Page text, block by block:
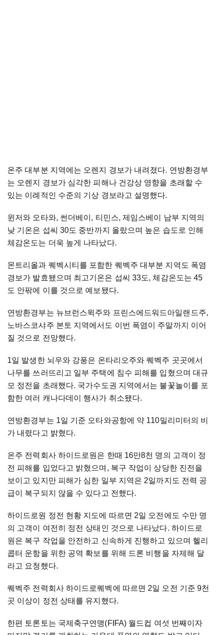
온주 대부분 지역에는 오렌지 경보가 내려졌다. 연방환경부
는 오렌지 경보가 심각한 피해나 건강상 영향을 초래할 수
있는 이례적인 수준의 기상 경보라고 설명했다.
윈저와 오타와, 썬더베이, 티민스, 제임스베이 남부 지역의
낮 기온은 섭씨 30도 중반까지 올랐으며 높은 습도로 인해
체감온도는 더욱 높게 나타났다.
몬트리올과 퀘벡시티를 포함한 퀘벡주 대부분 지역도 폭염
경보가 발효됐으며 최고기온은 섭씨 33도, 체감온도는 45
도 안팎에 이를 것으로 예보됐다.
연방환경부는 뉴브런스윅주와 프린스에드워드아일랜드주,
노바스코샤주 본토 지역에서도 이번 폭염이 주말까지 이어
질 것으로 전망했다.
1일 발생한 뇌우와 강풍은 온타리오주와 퀘벡주 곳곳에서
나무를 쓰러뜨리고 일부 주택에 침수 피해를 입혔으며 대규
모 정전을 초래했다. 국가수도권 지역에서는 불꽃놀이를 포
함한 여러 캐나다데이 행사가 취소됐다.
연방환경부는 1일 기준 오타와공항에 약 110밀리미터의 비
가 내렸다고 밝혔다.
온주 전력회사 하이드로원은 한때 16만8천 명의 고객이 정
전 피해를 입었다고 밝혔으며, 복구 작업이 상당한 진전을
보이고 있지만 피해가 심한 일부 지역은 2일까지도 전력 공
급이 복구되지 않을 수 있다고 전했다.
하이드로원 정전 현황 지도에 따르면 2일 오전에도 수만 명
의 고객이 여전히 정전 상태인 것으로 나타났다. 하이드로
원은 복구 작업을 안전하고 신속하게 진행하고 있으며 헬리
콥터 운항을 위한 공역 확보를 위해 드론 비행을 자제해 달
라고 요청했다.
퀘벡주 전력회사 하이드로퀘벡에 따르면 2일 오전 기준 9천
곳 이상이 정전 상태를 유지했다.
한편 토론토는 국제축구연맹(FIFA) 월드컵 여섯 번째이자